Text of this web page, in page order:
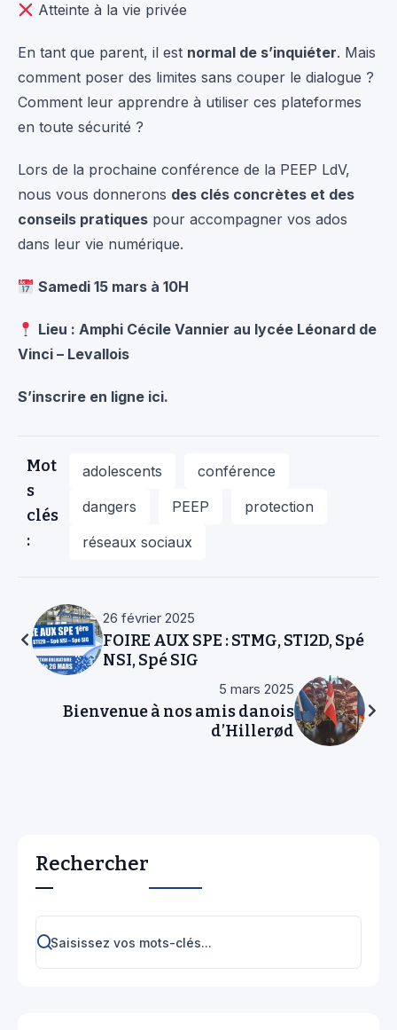
Atteinte à la vie privée
En tant que parent, il est normal de s’inquiéter. Mais
comment poser des limites sans couper le dialogue ?
Comment leur apprendre à utiliser ces plateformes
en toute sécurité ?
Lors de la prochaine conférence de la PEEP LdV,
nous vous donnerons des clés concrètes et des
conseils pratiques pour accompagner vos ados
dans leur vie numérique.
Samedi 15 mars à 10H
Lieu : Amphi Cécile Vannier au lycée Léonard de
Vinci – Levallois
S’inscrire en ligne ici.
Mot
s
clés
:
adolescents
conférence
dangers
PEEP
protection
réseaux sociaux
26 février 2025
FOIRE AUX SPE : STMG, STI2D, Spé
NSI, Spé SIG
5 mars 2025
Bienvenue à nos amis danois
d’Hillerød
Rechercher